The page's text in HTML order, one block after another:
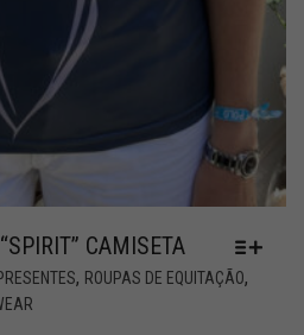
CAMISETA
, ROUPAS DE EQUITAÇÃO,